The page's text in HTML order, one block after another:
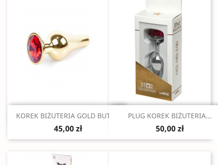
Szybki podgląd
KOREK BIŻUTERIA GOLD BUTT...
45,00 zł
 Szybki podgląd
PLUG KOREK BIŻUTERIA...
50,00 zł